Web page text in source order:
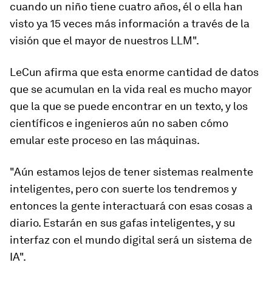
cuando un niño tiene cuatro años, él o ella han
visto ya 15 veces más información a través de la
visión que el mayor de nuestros LLM".
LeCun afirma que esta enorme cantidad de datos
que se acumulan en la vida real es mucho mayor
que la que se puede encontrar en un texto, y los
científicos e ingenieros aún no saben cómo
emular este proceso en las máquinas.
"Aún estamos lejos de tener sistemas realmente
inteligentes, pero con suerte los tendremos y
entonces la gente interactuará con esas cosas a
diario. Estarán en sus gafas inteligentes, y su
interfaz con el mundo digital será un sistema de
IA".